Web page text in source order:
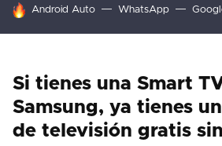
HOY SE HABLA DE
Android Auto WhatsApp
Si tienes una Smart
Samsung, ya tienes
de televisión gratis